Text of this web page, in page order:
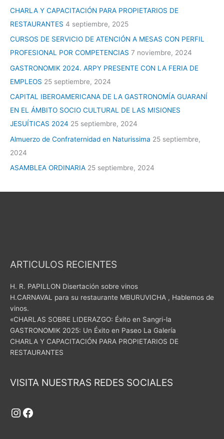
CHARLA Y CAPACITACIÓN PARA PROPIETARIOS DE
RESTAURANTES 4 septiembre, 2025
CURSOS DE SERVICIO DE ATENCIÓN A MESAS CON PERFIL
PROFESIONAL POR COMPETENCIAS 7 noviembre, 2024
GASTRONOMIK 2024. ARPY PRESENTE CON LA FERIA DE
EMPLEOS 25 septiembre, 2024
CAPITAL IBEROAMERICANA DE LA GASTRONOMÍA GUARANÍ
EN EL ÁMBITO SOCIO CULTURAL DE LAS MISIONES
JESUÍTICAS 2024 25 septiembre, 2024
Almuerzo de Confraternidad en Naturissima 25 septiembre,
2024
ASAMBLEA ORDINARIA 25 septiembre, 2024
ARTICULOS RECIENTES
H. R. PAPILLON Disertación sobre vinos
H.CARNAVAL para su restaurante MBURUVICHA , Hablemos de
vinos.
«CHARLAS SOBRE LIDERAZGO: Éxito en Sangri-la
GASTRONOMIK 2025: Un Éxito en Paseo La Galería
CHARLA Y CAPACITACIÓN PARA PROPIETARIOS DE
RESTAURANTES
VISITA NUESTRAS REDES SOCIALES
Instagram
Facebook